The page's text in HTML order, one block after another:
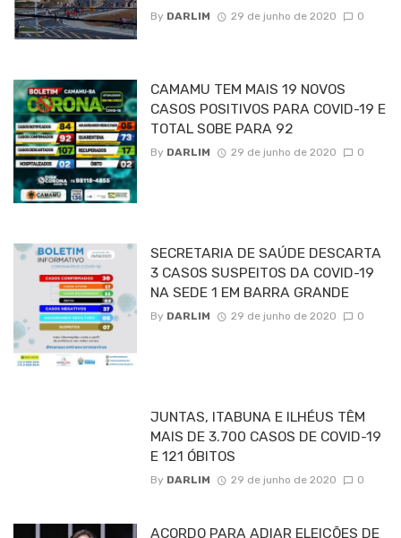
By DARLIM 29 de junho de 2020 0
CAMAMU TEM MAIS 19 NOVOS
CASOS POSITIVOS PARA COVID-19 E
TOTAL SOBE PARA 92
By DARLIM 29 de junho de 2020 0
SECRETARIA DE SAÚDE DESCARTA
3 CASOS SUSPEITOS DA COVID-19
NA SEDE 1 EM BARRA GRANDE
By DARLIM 29 de junho de 2020 0
JUNTAS, ITABUNA E ILHÉUS TÊM
MAIS DE 3.700 CASOS DE COVID-19
E 121 ÓBITOS
By DARLIM 29 de junho de 2020 0
ACORDO PARA ADIAR ELEIÇÕES DE